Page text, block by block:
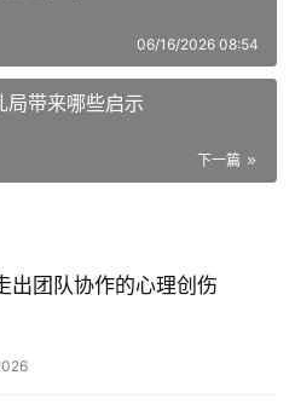
06/16/2026 08:54
局带来哪些启示
下一篇
出团队协作的心理创伤